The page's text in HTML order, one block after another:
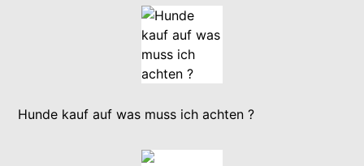
Hunde kauf auf was muss ich achten ?